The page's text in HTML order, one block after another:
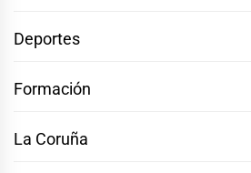
Deportes
Formación
La Coruña